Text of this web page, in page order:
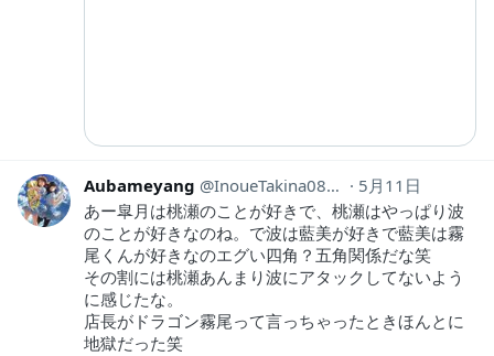
Aubameyang InoueTakina0802
5月11日
あー皐月は桃瀬のことが好きで、桃瀬はやっぱり波
のことが好きなのね。で波は藍美が好きで藍美は霧
尾くんが好きなのエグい四角？五角関係だな笑
その割には桃瀬あんまり波にアタックしてないよう
に感じたな。
店長がドラゴン霧尾って言っちゃったときほんとに
地獄だった笑